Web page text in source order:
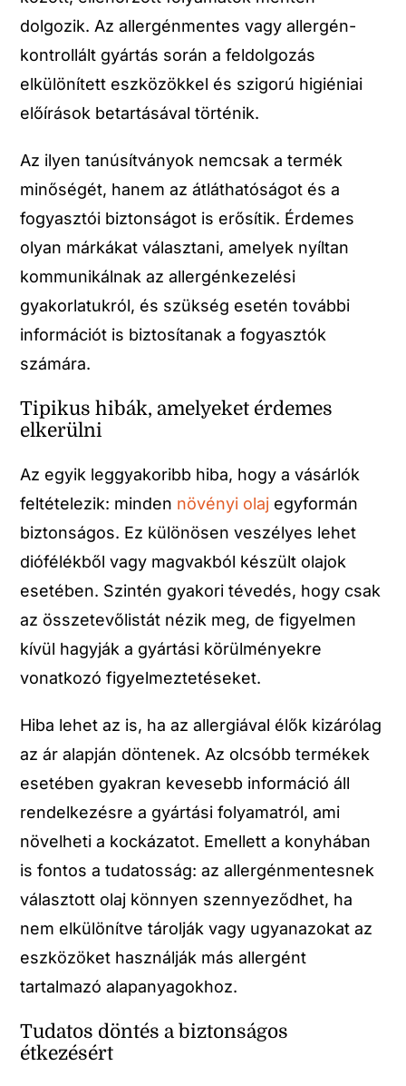
dolgozik. Az allergénmentes vagy allergén-
kontrollált gyártás során a feldolgozás
elkülönített eszközökkel és szigorú higiéniai
előírások betartásával történik.
Az ilyen tanúsítványok nemcsak a termék
minőségét, hanem az átláthatóságot és a
fogyasztói biztonságot is erősítik. Érdemes
olyan márkákat választani, amelyek nyíltan
kommunikálnak az allergénkezelési
gyakorlatukról, és szükség esetén további
információt is biztosítanak a fogyasztók
számára.
Tipikus hibák, amelyeket érdemes
elkerülni
Az egyik leggyakoribb hiba, hogy a vásárlók
feltételezik: minden növényi olaj egyformán
biztonságos. Ez különösen veszélyes lehet
diófélékből vagy magvakból készült olajok
esetében. Szintén gyakori tévedés, hogy csak
az összetevőlistát nézik meg, de figyelmen
kívül hagyják a gyártási körülményekre
vonatkozó figyelmeztetéseket.
Hiba lehet az is, ha az allergiával élők kizárólag
az ár alapján döntenek. Az olcsóbb termékek
esetében gyakran kevesebb információ áll
rendelkezésre a gyártási folyamatról, ami
növelheti a kockázatot. Emellett a konyhában
is fontos a tudatosság: az allergénmentesnek
választott olaj könnyen szennyeződhet, ha
nem elkülönítve tárolják vagy ugyanazokat az
eszközöket használják más allergént
tartalmazó alapanyagokhoz.
Tudatos döntés a biztonságos
étkezésért